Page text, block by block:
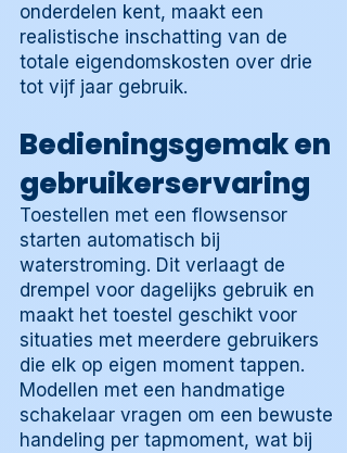
onderdelen kent, maakt een
realistische inschatting van de
totale eigendomskosten over drie
tot vijf jaar gebruik.
Bedieningsgemak en
gebruikerservaring
Toestellen met een flowsensor
starten automatisch bij
waterstroming. Dit verlaagt de
drempel voor dagelijks gebruik en
maakt het toestel geschikt voor
situaties met meerdere gebruikers
die elk op eigen moment tappen.
Modellen met een handmatige
schakelaar vragen om een bewuste
handeling per tapmoment, wat bij